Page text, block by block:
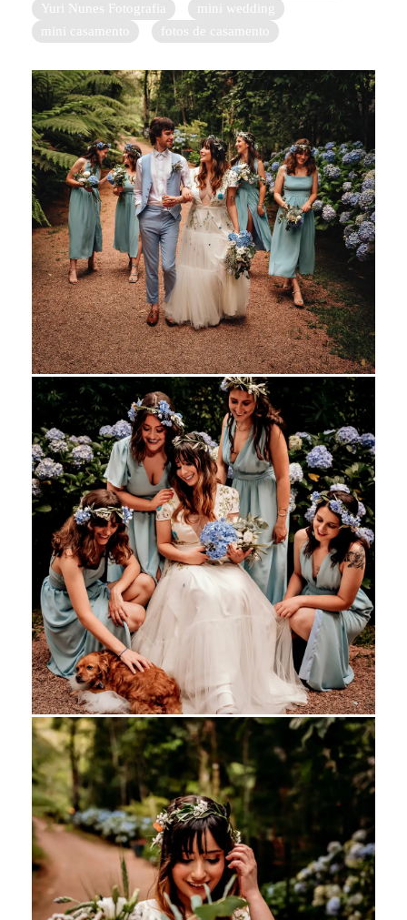
Yuri Nunes Fotografia
mini wedding
mini casamento
fotos de casamento